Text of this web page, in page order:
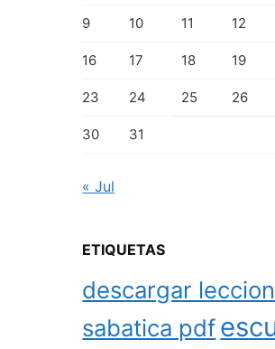
9 10 11 12
16 17 18 19
23 24 25 26
30 31
« Jul
ETIQUETAS
descargar
sabatica pdf